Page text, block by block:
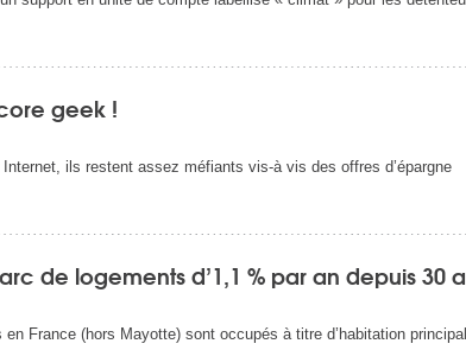
geek !
ils restent assez méfiants vis-à vis des offres d’épargne
de logements d’1,1 % par an depuis 30
France (hors Mayotte) sont occupés à titre d’habitation